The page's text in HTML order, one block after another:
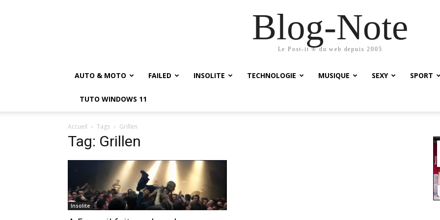
Blog-Note
Le Post-it ® du web depuis 2005
AUTO & MOTO FAILED INSOLITE TECHNOLOGIE MUSIQUE SEXY SPORT
TUTO WINDOWS 11
Accueil Tags Grillen
Tag: Grillen
Insolite